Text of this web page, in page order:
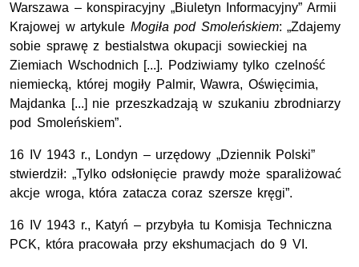
Warszawa – konspiracyjny „Biuletyn Informacyjny” Armii
Krajowej w artykule Mogiła pod Smoleńskiem: „Zdajemy
sobie sprawę z bestialstwa okupacji sowieckiej na
Ziemiach Wschodnich [...]. Podziwiamy tylko czelność
niemiecką, której mogiły Palmir, Wawra, Oświęcimia,
Majdanka [...] nie przeszkadzają w szukaniu zbrodniarzy
pod Smoleńskiem”.
16 IV 1943 r., Londyn – urzędowy „Dziennik Polski”
stwierdził: „Tylko odsłonięcie prawdy może sparaliżować
akcje wroga, która zatacza coraz szersze kręgi”.
16 IV 1943 r., Katyń – przybyła tu Komisja Techniczna
PCK, która pracowała przy ekshumacjach do 9 VI.